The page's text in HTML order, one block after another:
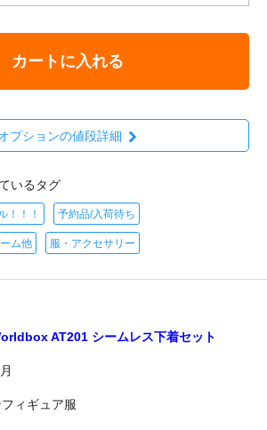
カートに入れる
プションの値段詳細
いるタグ
！！！ 予約品/入荷待ち
ム他 服・アクセサリー
AT201 シームレス下着セット
ィギュア服